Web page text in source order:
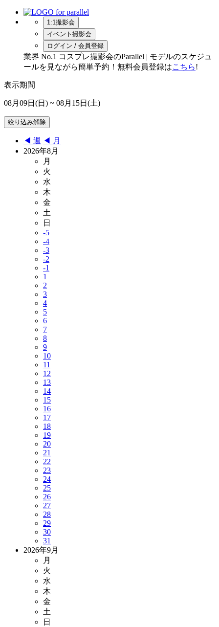
1:1撮影会
イベント撮影会
ログイン / 会員登録
業界 No.1 コスプレ撮影会のParallel | モデルのスケジュ
ールを見ながら簡単予約！無料会員登録はこちら!
表示期間
08月09日(日) ~ 08月15日(土)
◀︎ 週 ◀︎ 月
2026年8月
月
火
水
木
金
土
日
-5
-4
-3
-2
-1
1
2
3
4
5
6
7
8
9
10
11
12
13
14
15
16
17
18
19
20
21
22
23
24
25
26
27
28
29
30
31
2026年9月
月
火
水
木
金
土
日